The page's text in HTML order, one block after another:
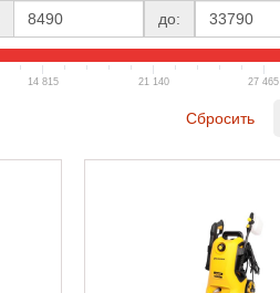
до:
14 815 21 140 27 465
Сбросить